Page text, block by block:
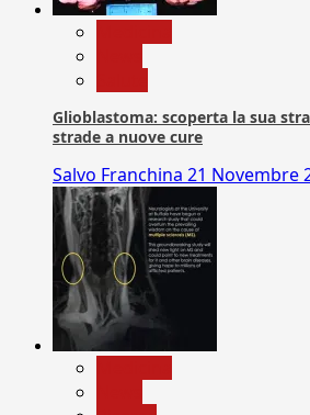
Glioblastoma: scoperta la sua
strade a nuove cure
Salvo Franchina 21 Novembre